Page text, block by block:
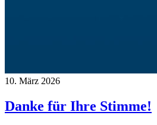
10. März 2026
Danke für Ihre Stimme!